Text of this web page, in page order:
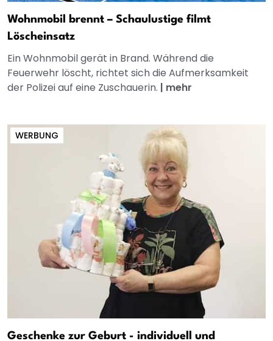
Wohnmobil brennt – Schaulustige filmt
Löscheinsatz
Ein Wohnmobil gerät in Brand. Während die
Feuerwehr löscht, richtet sich die Aufmerksamkeit
der Polizei auf eine Zuschauerin. | mehr
WERBUNG
Geschenke zur Geburt - individuell und